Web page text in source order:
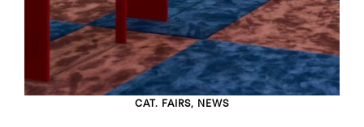
CAT. FAIRS, NEWS